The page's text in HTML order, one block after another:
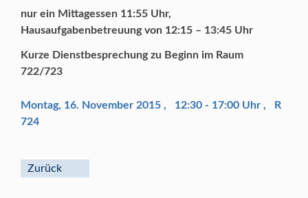
nur ein Mittagessen 11:55 Uhr,
Hausaufgabenbetreuung von 12:15 – 13:45 Uhr
Kurze Dienstbesprechung zu Beginn im Raum
722/723
Montag, 16. November 2015 , 12:30 - 17:00 Uhr ,
R
724
Zurück